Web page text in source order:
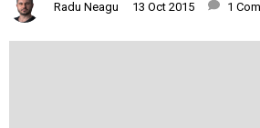
Radu Neagu 13 Oct 2015 1